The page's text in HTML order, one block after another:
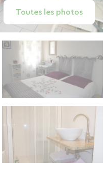
Toutes les photos